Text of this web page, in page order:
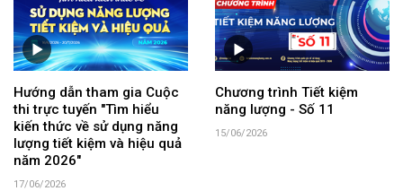
Hướng dẫn tham gia Cuộc
thi trực tuyến "Tìm hiểu
kiến thức về sử dụng năng
lượng tiết kiệm và hiệu quả
năm 2026"
17/06/2026
Chương trình Tiết kiệm
năng lượng - Số 11
15/06/2026